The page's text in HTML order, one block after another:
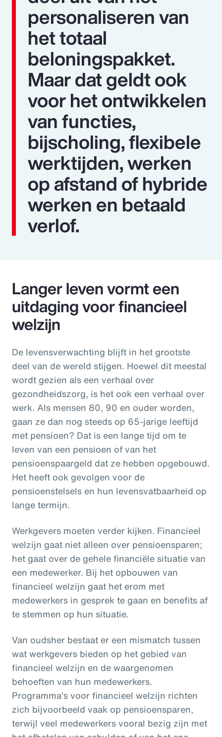
personaliseren van
het totaal
beloningspakket.
Maar dat geldt ook
voor het ontwikkelen
van functies,
bijscholing, flexibele
werktijden, werken
op afstand of hybride
werken en betaald
verlof.
Langer leven vormt een
uitdaging voor financieel
welzijn
De levensverwachting blijft in het grootste
deel van de wereld stijgen. Hoewel dit meestal
wordt gezien als een verhaal over
gezondheidszorg, is het ook een verhaal over
werk. Als mensen 80, 90 en ouder worden,
gaan ze dan nog steeds op 65-jarige leeftijd
met pensioen? Dat is een lange tijd om te
leven van een pensioen of van het
pensioenspaargeld dat ze hebben opgebouwd.
Het heeft ook gevolgen voor de
pensioenstelsels en hun levensvatbaarheid op
lange termijn.
Werkgevers moeten verder kijken. Financieel
welzijn gaat niet alleen over pensioensparen;
het gaat over de gehele financiële situatie van
een medewerker. Bij het opbouwen van
financieel welzijn gaat het erom met
medewerkers in gesprek te gaan en benefits af
te stemmen op hun situatie.
Van oudsher bestaat er een mismatch tussen
wat werkgevers bieden op het gebied van
financieel welzijn en de waargenomen
behoeften van hun medewerkers.
Programma's voor financieel welzijn richten
zich bijvoorbeeld vaak op pensioensparen,
terwijl veel medewerkers vooral bezig zijn met